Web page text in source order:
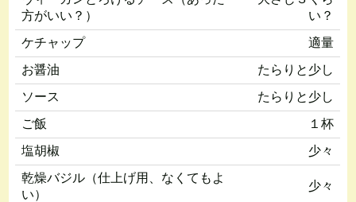
方がいい？）
い？
ケチャップ
適量
お醤油
たらりと少し
ソース
たらりと少し
ご飯
１杯
塩胡椒
少々
乾燥バジル（仕上げ用、なくてもよ
い）
少々